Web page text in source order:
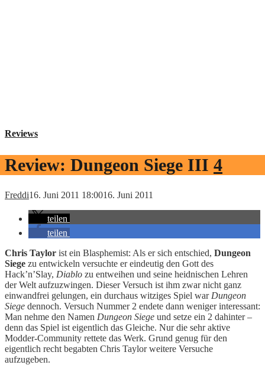
Reviews
Review: Dungeon Siege III 4
Freddi16. Juni 2011 18:0016. Juni 2011
teilen
teilen
Chris Taylor ist ein Blasphemist: Als er sich entschied, Dungeon
Siege zu entwickeln versuchte er eindeutig den Gott des
Hack’n’Slay, Diablo zu entweihen und seine heidnischen Lehren
der Welt aufzuzwingen. Dieser Versuch ist ihm zwar nicht ganz
einwandfrei gelungen, ein durchaus witziges Spiel war Dungeon
Siege dennoch. Versuch Nummer 2 endete dann weniger interessant:
Man nehme den Namen Dungeon Siege und setze ein 2 dahinter –
denn das Spiel ist eigentlich das Gleiche. Nur die sehr aktive
Modder-Community rettete das Werk. Grund genug für den
eigentlich recht begabten Chris Taylor weitere Versuche
aufzugeben.